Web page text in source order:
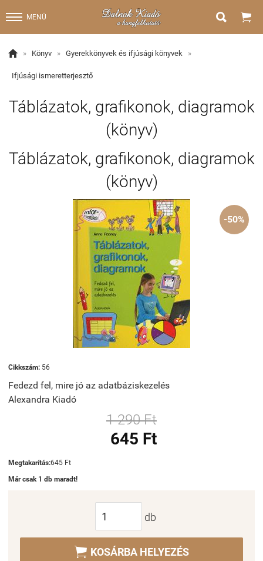
MENÜ  
 » Könyv » Gyerekkönyvek és ifjúsági könyvek »
Ifjúsági ismeretterjesztő
Táblázatok, grafikonok, diagramok
(könyv)
Táblázatok, grafikonok, diagramok
(könyv)
-50%
Cikkszám: 56
Fedezd fel, mire jó az adatbáziskezelés
Alexandra Kiadó
1 290 Ft
645 Ft
Megtakarítás:645 Ft
Már csak 1 db maradt!
db
 KOSÁRBA HELYEZÉS